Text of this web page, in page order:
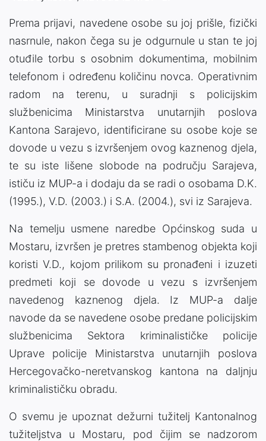
Prema prijavi, navedene osobe su joj prišle, fizički
nasrnule, nakon čega su je odgurnule u stan te joj
otuđile torbu s osobnim dokumentima, mobilnim
telefonom i određenu količinu novca. Operativnim
radom na terenu, u suradnji s policijskim
službenicima Ministarstva unutarnjih poslova
Kantona Sarajevo, identificirane su osobe koje se
dovode u vezu s izvršenjem ovog kaznenog djela,
te su iste lišene slobode na području Sarajeva,
ističu iz MUP-a i dodaju da se radi o osobama D.K.
(1995.), V.D. (2003.) i S.A. (2004.), svi iz Sarajeva.
Na temelju usmene naredbe Općinskog suda u
Mostaru, izvršen je pretres stambenog objekta koji
koristi V.D., kojom prilikom su pronađeni i izuzeti
predmeti koji se dovode u vezu s izvršenjem
navedenog kaznenog djela. Iz MUP-a dalje
navode da se navedene osobe predane policijskim
službenicima Sektora kriminalističke policije
Uprave policije Ministarstva unutarnjih poslova
Hercegovačko-neretvanskog kantona na daljnju
kriminalističku obradu.
O svemu je upoznat dežurni tužitelj Kantonalnog
tužiteljstva u Mostaru, pod čijim se nadzorom